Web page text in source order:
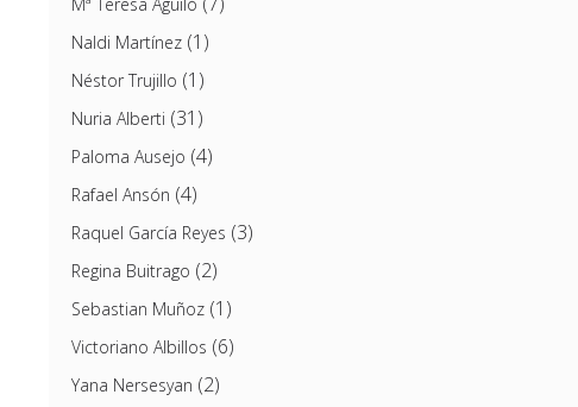
Naldi Martínez(1)
Néstor Trujillo (1)
Nuria Alberti (31)
Paloma Ausejo (4)
Rafael Ansón (4)
Raquel García Reyes (3)
Regina Buitrago (2)
Sebastian Muñoz(1)
Victoriano Albillos (6)
Yana Nersesyan (2)